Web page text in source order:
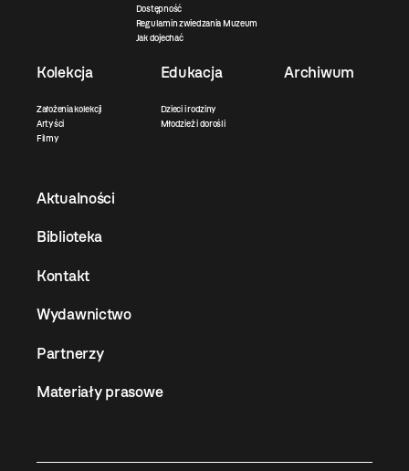
Dostępność
Regulamin zwiedzania Muzeum
Jak dojechać
Kolekcja
Założenia kolekcji
Artyści
Filmy
Edukacja
Dzieci i rodziny
Młodzież i dorośli
Archiwum
Aktualności
Biblioteka
Kontakt
Wydawnictwo
Partnerzy
Materiały prasowe